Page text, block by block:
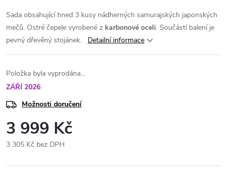
Sada obsahující hned 3 kusy nádherných samurajských japonských
mečů. Ostré čepele vyrobené z karbonové oceli. Součástí balení je
pevný dřevěný stojánek.
Detailní informace
Položka byla vyprodána…
ZÁŘÍ 2026
Možnosti doručení
3 999 Kč
3 305 Kč bez DPH
cena: